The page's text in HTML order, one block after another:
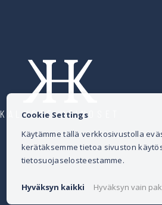
KALUSTE HEINOSET
Cookie Settings
Käytämme tällä verkkosivustolla
kerätäksemme tietoa sivuston
tietosuojaselosteestamme.
Hyväksyn kaikki Hyväksyn vain